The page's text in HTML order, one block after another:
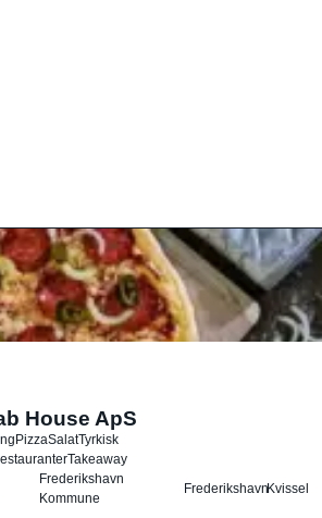
House ApS
PizzaSalatTyrkisk
Takeaway
Frederikshavn
Kommune
FrederikshavnKvissel